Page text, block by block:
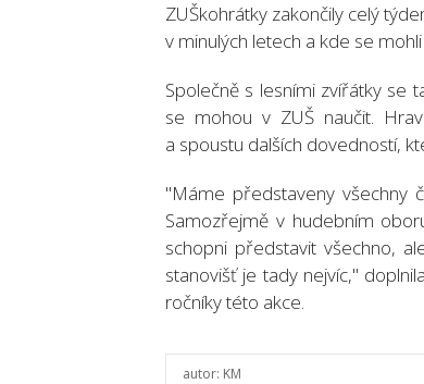
ZUŠkohrátky zakončily celý
v minulých letech a kde se
Společně s lesními zvířátky se
se mohou v ZUŠ naučit.
a spoustu dalších dovedností,
"Máme představeny všechny
Samozřejmě v hudebním
schopni představit všechno,
stanovišť je tady nejvíc,"
ročníky této akce.
autor: KM